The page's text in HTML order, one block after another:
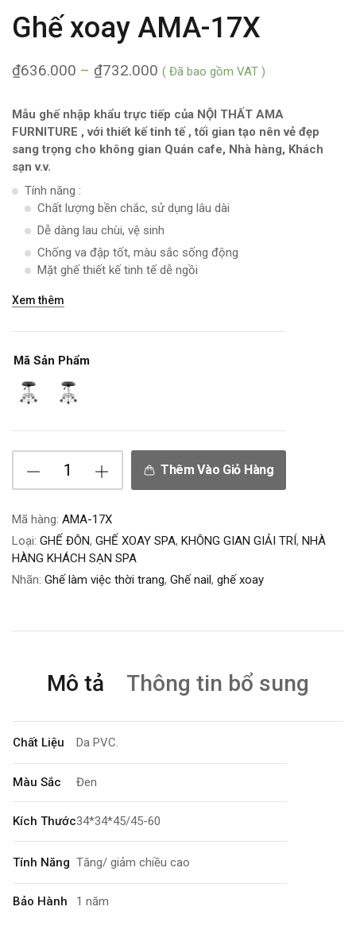
Ghế xoay AMA-17X
636.000
₫ – 732.000
₫ ( Đã bao gồm VAT )
Mẫu ghế nhập khẩu trực tiếp của NỘI THẤT AMA
FURNITURE , với thiết kế tinh tế , tối gian tạo nên vẻ đẹp
sang trọng cho không gian Quán cafe, Nhà hàng, Khách
sạn v.v.
Tính năng :
Chất lượng bền chắc, sử dụng lâu dài
Dễ dàng lau chùi, vệ sinh
Chống va đập tốt, màu sắc sống động
Mặt ghế thiết kế tinh tế dễ ngồi
Xem thêm
Mã Sản Phẩm
Thêm Vào Giỏ Hàng
Mã hàng: AMA-17X
Loại: GHẾ ĐÔN, GHẾ XOAY SPA, KHÔNG GIAN GIẢI TRÍ, NHÀ
HÀNG KHÁCH SẠN SPA
Nhãn: Ghế làm việc thời trang, Ghế nail, ghế xoay
Mô tả Thông tin bổ sung
Chất Liệu Da PVC.
Màu Sắc Đen
Kích Thước34*34*45/45-60
Tính Năng Tăng/ giảm chiều cao
Bảo Hành 1 năm